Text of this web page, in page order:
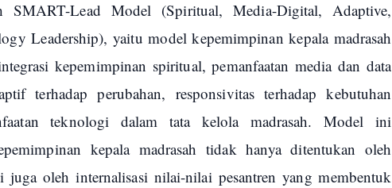
SMART-Lead Model (Spiritual, Media-Digital, Adaptive,
Leadership), yaitu model kepemimpinan kepala madrasah
kepemimpinan spiritual, pemanfaatan media dan data
terhadap perubahan, responsivitas terhadap kebutuhan
teknologi dalam tata kelola madrasah. Model ini
kepala madrasah tidak hanya ditentukan oleh
juga oleh internalisasi nilai-nilai pesantren yang membentuk